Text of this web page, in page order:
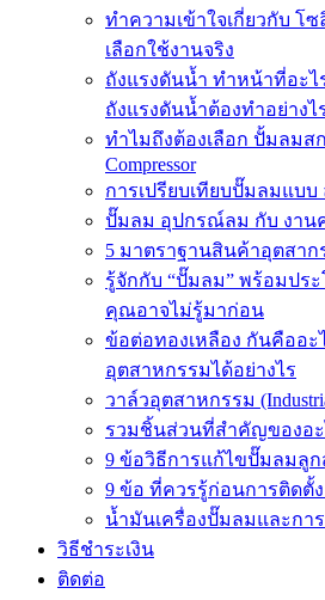
ทำความเข้าใจเกี่ยวกับ โ
เลือกใช้งานจริง
ถังแรงดันน้ำ ทำหน้าที่อะไ
ถังแรงดันน้ำต้องทำอย่างไ
ทำไมถึงต้องเลือก ปั้มลมสก
Compressor
การเปรียบเทียบปั๊มลมแบบ
ปั๊มลม อุปกรณ์ลม กับ งาน
5 มาตราฐานสินค้าอุตสาก
รู้จักกับ “ปั๊มลม” พร้อมปร
คุณอาจไม่รู้มาก่อน
ข้อต่อทองเหลือง กันคืออะ
อุตสาหกรรมได้อย่างไร
วาล์วอุตสาหกรรม
รวมชิ้นส่วนที่สำคัญของอ
9 ข้อวิธีการแก้ไขปั๊มลมลูก
9 ข้อ ที่ควรรู้ก่อนการติดตั้
น้ำมันเครื่องปั๊มลมและกา
วิธีชำระเงิน
ติดต่อ